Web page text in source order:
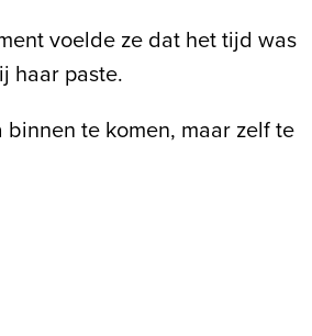
voelde ze dat het tijd was
haar paste.
te komen, maar zelf te